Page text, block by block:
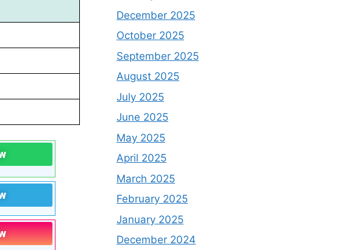
December 2025
October 2025
September 2025
August 2025
July 2025
June 2025
May 2025
April 2025
March 2025
February 2025
January 2025
December 2024